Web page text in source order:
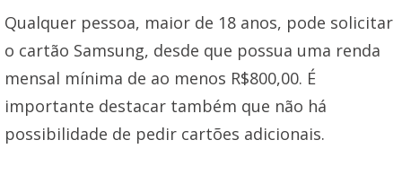
Qualquer pessoa, maior de 18 anos, pode solicitar
o cartão Samsung, desde que possua uma renda
mensal mínima de ao menos R$800,00. É
importante destacar também que não há
possibilidade de pedir cartões adicionais.